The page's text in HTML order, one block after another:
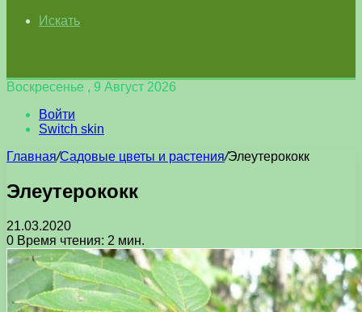
Искать
Воскресенье , 9 Август 2026
Войти
Switch skin
Главная/Садовые цветы и растения/Элеутерококк
Элеутерококк
21.03.2020
0 Время чтения: 2 мин.